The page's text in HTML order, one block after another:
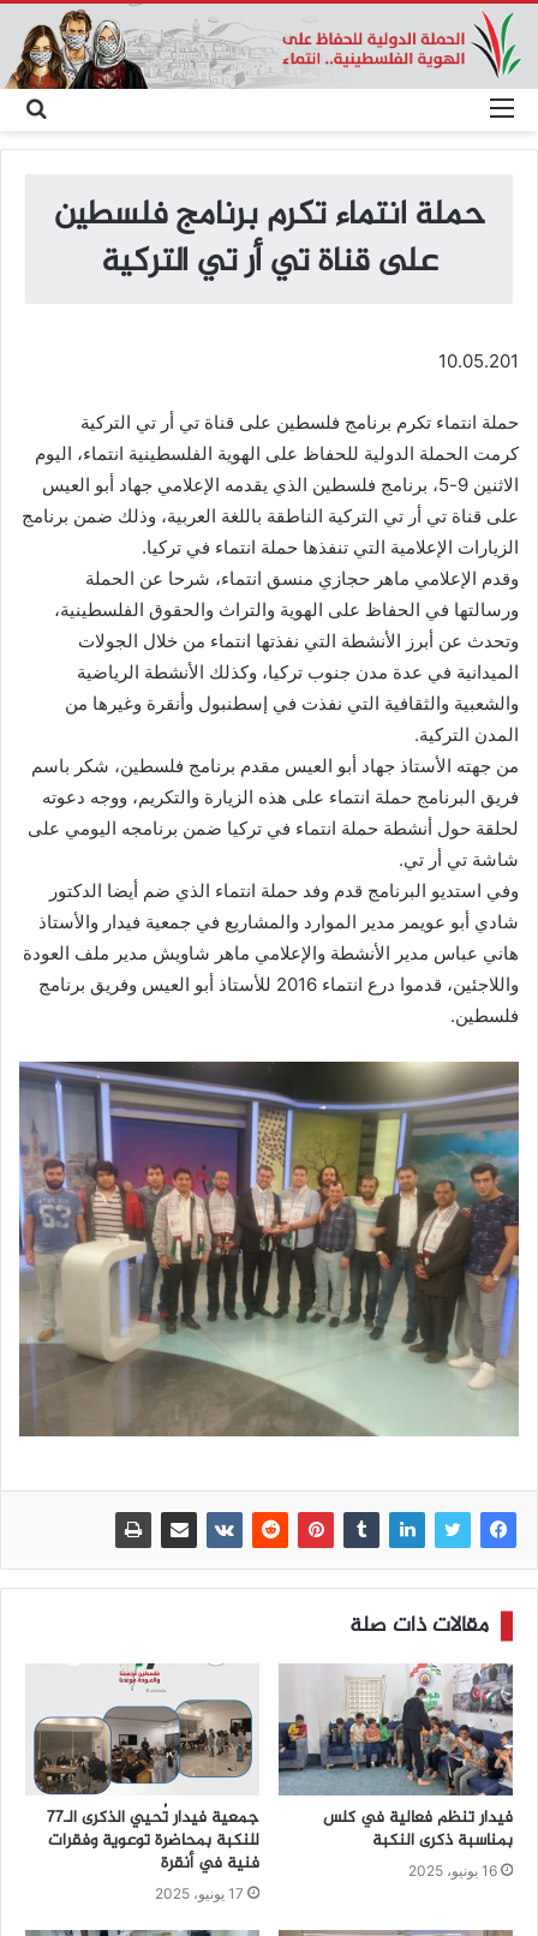
عن
القائمة
حملة انتماء تكرم برنامج فلسطين
على قناة تي أر تي التركية
10.05.201
حملة انتماء تكرم برنامج فلسطين على قناة تي أر تي التركية
كرمت الحملة الدولية للحفاظ على الهوية الفلسطينية انتماء، اليوم
الاثنين 9-5، برنامج فلسطين الذي يقدمه الإعلامي جهاد أبو العيس
على قناة تي أر تي التركية الناطقة باللغة العربية، وذلك ضمن برنامج
الزيارات الإعلامية التي تنفذها حملة انتماء في تركيا.
وقدم الإعلامي ماهر حجازي منسق انتماء، شرحا عن الحملة
ورسالتها في الحفاظ على الهوية والتراث والحقوق الفلسطينية،
وتحدث عن أبرز الأنشطة التي نفذتها انتماء من خلال الجولات
الميدانية في عدة مدن جنوب تركيا، وكذلك الأنشطة الرياضية
والشعبية والثقافية التي نفذت في إسطنبول وأنقرة وغيرها من
المدن التركية.
من جهته الأستاذ جهاد أبو العيس مقدم برنامج فلسطين، شكر باسم
فريق البرنامج حملة انتماء على هذه الزيارة والتكريم، ووجه دعوته
لحلقة حول أنشطة حملة انتماء في تركيا ضمن برنامجه اليومي على
شاشة تي أر تي.
وفي استديو البرنامج قدم وفد حملة انتماء الذي ضم أيضا الدكتور
شادي أبو عويمر مدير الموارد والمشاريع في جمعية فيدار والأستاذ
هاني عباس مدير الأنشطة والإعلامي ماهر شاويش مدير ملف العودة
واللاجئين، قدموا درع انتماء 2016 للأستاذ أبو العيس وفريق برنامج
فلسطين.
مقالات ذات صلة
فيدار تنظم فعالية في كلس
بمناسبة ذكرى النكبة
16 يونيو، 2025
جمعية فيدار تُحيي الذكرى الـ77
للنكبة بمحاضرة توعوية وفقرات
فنية في أنقرة
17 يونيو، 2025